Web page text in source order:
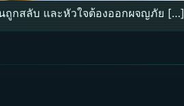
ถูกสลับ และหัวใจต้องออกผจญภัย […]